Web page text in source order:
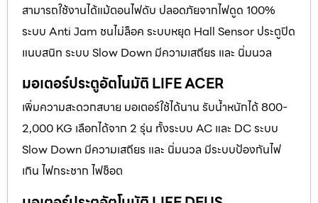
สามารถใช้งานได้แม้ตอนไฟดับ ปลอดภัยจากไฟดูด 100%
ระบบ Anti Jam ชนไม่ล็อค ระบบหยุด Hall Sensor ประตูปิด
แนบสนิท ระบบ Slow Down มีความเสถียร และ นิ่มนวล
มอเตอร์ประตูอัตโนมัติ LIFE ACER
เพิ่มความสะดวกสบาย มอเตอร์ใช้ได้นาน รับน้ำหนักได้ 800-
2,000 KG เลือกได้จาก 2 รุ่น ทั้งระบบ AC และ DC ระบบ
Slow Down มีความเสถียร และ นิ่มนวล มีระบบป้องกันไฟ
เกิน ไฟกระชาก ไฟช็อต